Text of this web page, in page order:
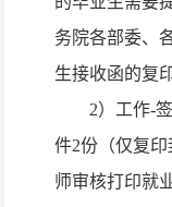
务院各部委、
生接收函的复
2）工作-
件2份（仅复
师审核打印就